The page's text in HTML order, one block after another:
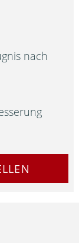
nach